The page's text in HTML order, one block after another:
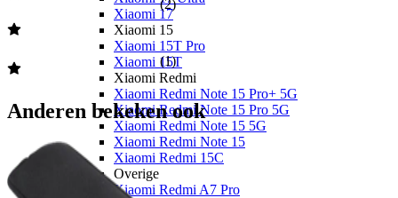
Xiaomi 17
Xiaomi 15
Xiaomi 15T Pro
Xiaomi 15T
Xiaomi Redmi
Xiaomi Redmi Note 15 Pro+ 5G
Xiaomi Redmi Note 15 Pro 5G
Xiaomi Redmi Note 15 5G
Xiaomi Redmi Note 15
Xiaomi Redmi 15C
Overige
Xiaomi Redmi A7 Pro
(2)
(1)
Anderen bekeken ook